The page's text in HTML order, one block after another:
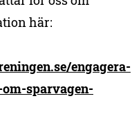
här:
engagera-
sparvagen-